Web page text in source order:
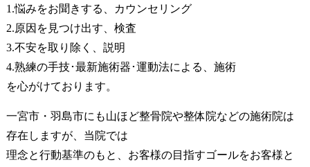
1.悩みをお聞きする、カウンセリング
2.原因を見つけ出す、検査
3.不安を取り除く、説明
4.熟練の手技･最新施術器･運動法による、施術
を心がけております。
一宮市・羽島市にも山ほど整骨院や整体院などの施術院は
存在しますが、当院では
理念と行動基準のもと、お客様の目指すゴールをお客様と